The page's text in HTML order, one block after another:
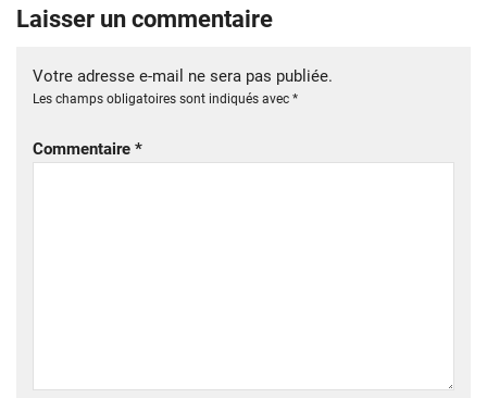
Laisser un commentaire
Votre adresse e-mail ne sera pas publiée.
Les champs obligatoires sont indiqués avec *
Commentaire *